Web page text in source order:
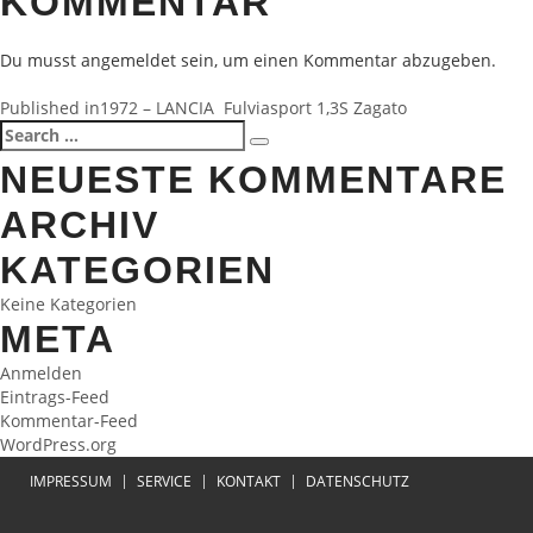
Du musst angemeldet sein, um einen Kommentar abzugeben.
BEITRAGSNAVIGATION
Published in1972 – LANCIA Fulviasport 1,3S Zagato
Search
for:
Search
NEUESTE KOMMENTARE
ARCHIV
KATEGORIEN
Keine Kategorien
META
Anmelden
Eintrags-Feed
Kommentar-Feed
WordPress.org
IMPRESSUM SERVICE KONTAKT DATENSCHUTZ